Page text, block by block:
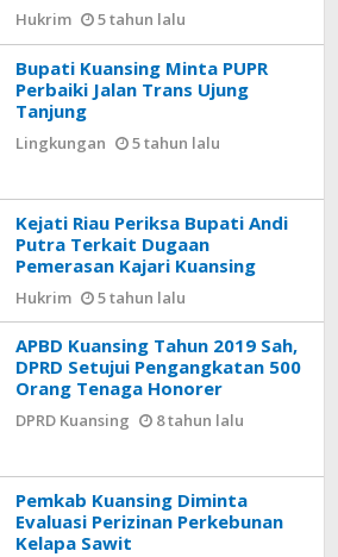
Hukrim 5 tahun lalu
Bupati Kuansing Minta PUPR
Perbaiki Jalan Trans Ujung
Tanjung
Lingkungan 5 tahun lalu
Kejati Riau Periksa Bupati Andi
Putra Terkait Dugaan
Pemerasan Kajari Kuansing
Hukrim 5 tahun lalu
APBD Kuansing Tahun 2019 Sah,
DPRD Setujui Pengangkatan 500
Orang Tenaga Honorer
DPRD Kuansing 8 tahun lalu
Pemkab Kuansing Diminta
Evaluasi Perizinan Perkebunan
Kelapa Sawit